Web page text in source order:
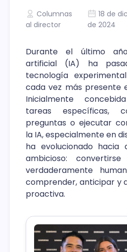
Columnas
al director
18 de
de 2024
Durante el último
artificial (IA) ha
tecnología
cada vez más presente
Inicialmente
tareas específicas,
preguntas o ejecutar
la IA, especialmente en
ha evolucionado hacia
ambicioso:
verdaderamente
comprender, anticipar y
proactiva.